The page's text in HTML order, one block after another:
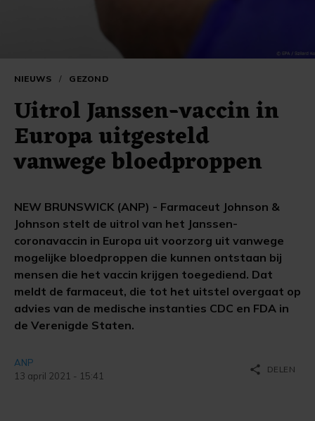
NIEUWS / GEZOND
Uitrol Janssen-vaccin in
Europa uitgesteld
vanwege bloedproppen
NEW BRUNSWICK (ANP) - Farmaceut Johnson &
Johnson stelt de uitrol van het Janssen-
coronavaccin in Europa uit voorzorg uit vanwege
mogelijke bloedproppen die kunnen ontstaan bij
mensen die het vaccin krijgen toegediend. Dat
meldt de farmaceut, die tot het uitstel overgaat op
advies van de medische instanties CDC en FDA in
de Verenigde Staten.
ANP
13 april 2021 - 15:41
share DELEN